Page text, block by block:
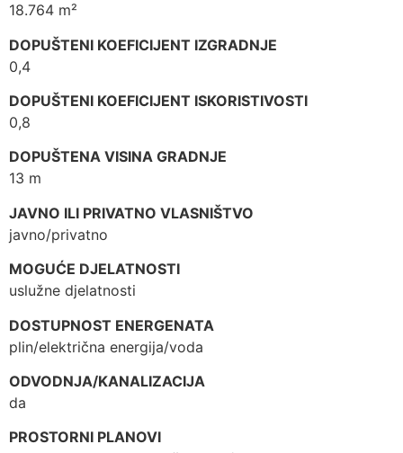
18.764 m²
DOPUŠTENI KOEFICIJENT IZGRADNJE
0,4
DOPUŠTENI KOEFICIJENT ISKORISTIVOSTI
0,8
DOPUŠTENA VISINA GRADNJE
13 m
JAVNO ILI PRIVATNO VLASNIŠTVO
javno/privatno
MOGUĆE DJELATNOSTI
uslužne djelatnosti
DOSTUPNOST ENERGENATA
plin/električna energija/voda
ODVODNJA/KANALIZACIJA
da
PROSTORNI PLANOVI